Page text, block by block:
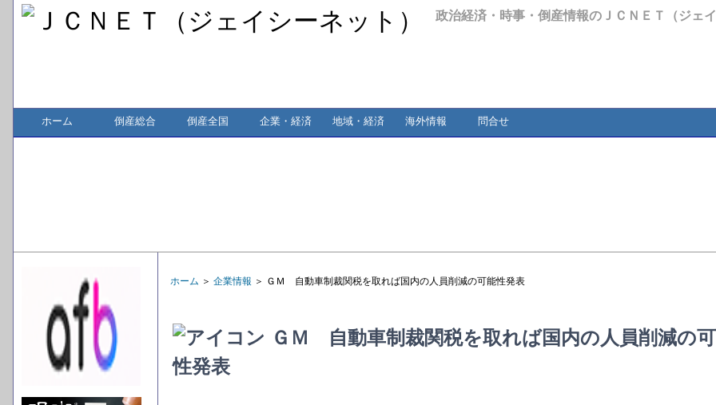
政治経済・時事・倒産情報のＪＣＮＥＴ（ジェ
ホーム 倒産総合 倒産全国 企業・経済 地域・経済 海外情報 問合せ
ホーム ＞ 企業情報 ＞ ＧＭ 自動車制裁関税を取れば国内の人員削減の可能性発表
ＧＭ 自動車制裁関税を取れば国内の人員削減の
性発表